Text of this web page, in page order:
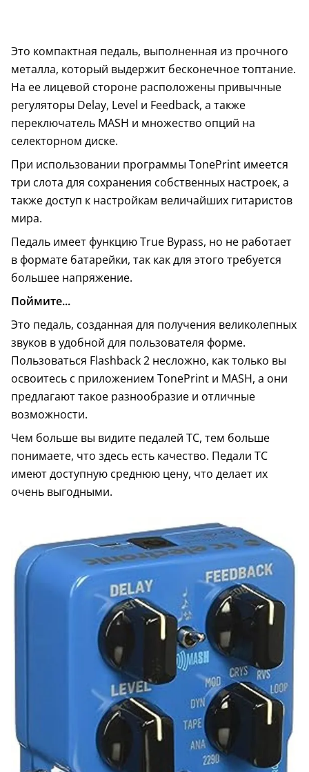
Это компактная педаль, выполненная из прочного
металла, который выдержит бесконечное топтание.
На ее лицевой стороне расположены привычные
регуляторы Delay, Level и Feedback, а также
переключатель MASH и множество опций на
селекторном диске.
При использовании программы TonePrint имеется
три слота для сохранения собственных настроек, а
также доступ к настройкам величайших гитаристов
мира.
Педаль имеет функцию True Bypass, но не работает
в формате батарейки, так как для этого требуется
большее напряжение.
Поймите...
Это педаль, созданная для получения великолепных
звуков в удобной для пользователя форме.
Пользоваться Flashback 2 несложно, как только вы
освоитесь с приложением TonePrint и MASH, а они
предлагают такое разнообразие и отличные
возможности.
Чем больше вы видите педалей TC, тем больше
понимаете, что здесь есть качество. Педали TC
имеют доступную среднюю цену, что делает их
очень выгодными.